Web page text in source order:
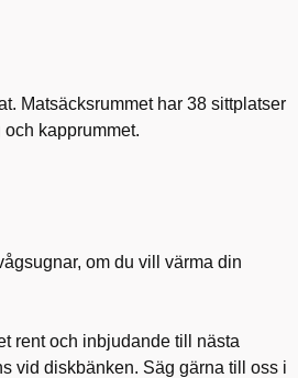
Matsäcksrummet har 38 sittplatser
kapprummet.
om du vill värma din
rent och inbjudande till nästa
vid diskbänken. Säg gärna till oss i